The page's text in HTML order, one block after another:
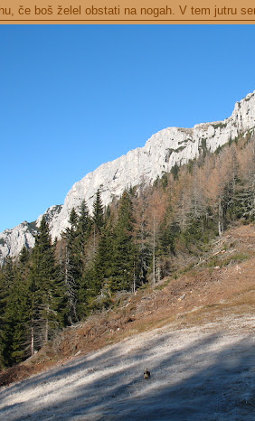
če boš želel obstati na nogah. V tem jutru